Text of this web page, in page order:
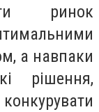
ринок
а навпаки
рішення,